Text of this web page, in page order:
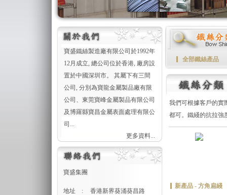
寶盛鐵絲製造廠有限公司於1992年
12月成立, 總公司位於香港, 廠房設
置於中國深圳市。 其屬下有三間
公司, 分別為寶龍金屬製品廠有限
公司、東莞寶峰金屬製品有限公司
及博羅縣寶昌金屬表面處理有限公
司...
更多資料...
寶盛集團
地址 :
香港新界葵涌葵昌路
全部鐵絲產品
我們可根據客戶的實
都可。鐵綫的抗拉強
新產品 - 方角扁綫